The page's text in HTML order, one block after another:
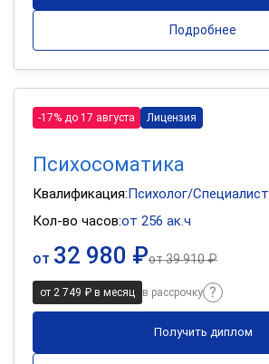
Подробнее
-17% до 17 августа Лицензия
Психосоматика
Квалификация:Психолог/Специалист
Кол-во часов:от 256 ак.ч
от 32 980 ₽от39 910 ₽
от 2 749 ₽ в месяц в рассрочку
Получить диплом